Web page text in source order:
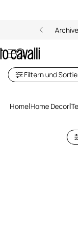
Filtern und
Home Home Decor